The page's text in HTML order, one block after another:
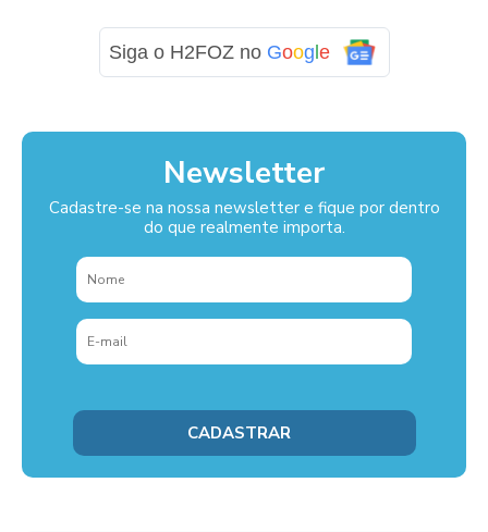
Siga o H2FOZ no Google
Newsletter
Cadastre-se na nossa newsletter e fique por dentro
do que realmente importa.